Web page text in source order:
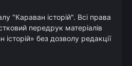
"Караван історій". Всі права
передрук матеріалів
без дозволу редакції